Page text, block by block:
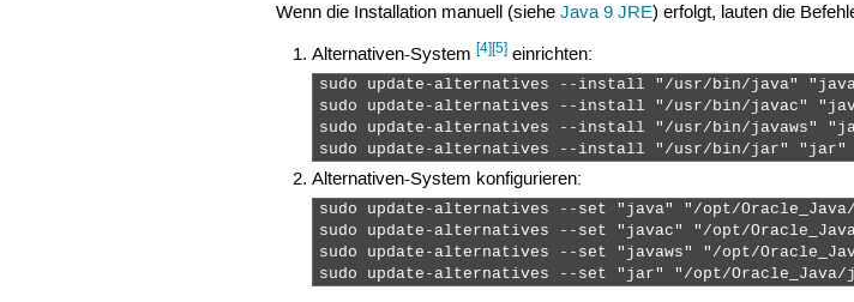
Wenn die Installation manuell (sieheJava 9 JRE) erfolgt, lauten die
Alternativen-System [4][5]einrichten:
sudo update-alternatives --install "/usr/bin/java" "java"
sudo update-alternatives --install "/usr/bin/javac"
sudo update-alternatives --install "/usr/bin/javaws"
sudo update-alternatives --install "/usr/bin/jar" "jar" "/
Alternativen-System konfigurieren:
sudo update-alternatives --set "java" "/opt/Oracle_Java/
sudo update-alternatives --set "javac" "/opt/
sudo update-alternatives --set "javaws" "/opt/
sudo update-alternatives --set "jar" "/opt/Oracle_Java/